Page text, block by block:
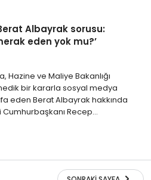
Albayrak sorusu:
eden yok mu?’
Hazine ve Maliye Bakanlığı
bir kararla sosyal medya
eden Berat Albayrak hakkında
Cumhurbaşkanı Recep…